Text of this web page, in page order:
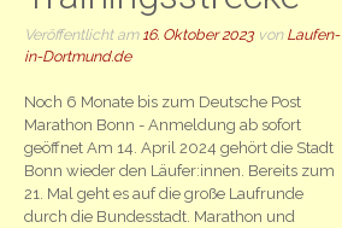
Veröffentlicht am 16. Oktober 2023von Laufen-
in-Dortmund.de
Noch 6 Monate bis zum Deutsche Post
Marathon Bonn - Anmeldung ab sofort
geöffnet Am 14. April 2024 gehört die Stadt
Bonn wieder den Läufer:innen. Bereits zum
21. Mal geht es auf die große Laufrunde
durch die Bundesstadt. Marathon und